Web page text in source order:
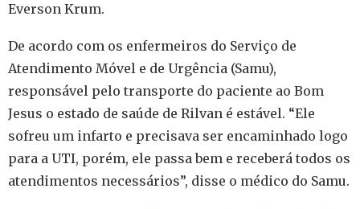
Everson Krum.
De acordo com os enfermeiros do Serviço de
Atendimento Móvel e de Urgência (Samu),
responsável pelo transporte do paciente ao Bom
Jesus o estado de saúde de Rilvan é estável. “Ele
sofreu um infarto e precisava ser encaminhado logo
para a UTI, porém, ele passa bem e receberá todos os
atendimentos necessários”, disse o médico do Samu.